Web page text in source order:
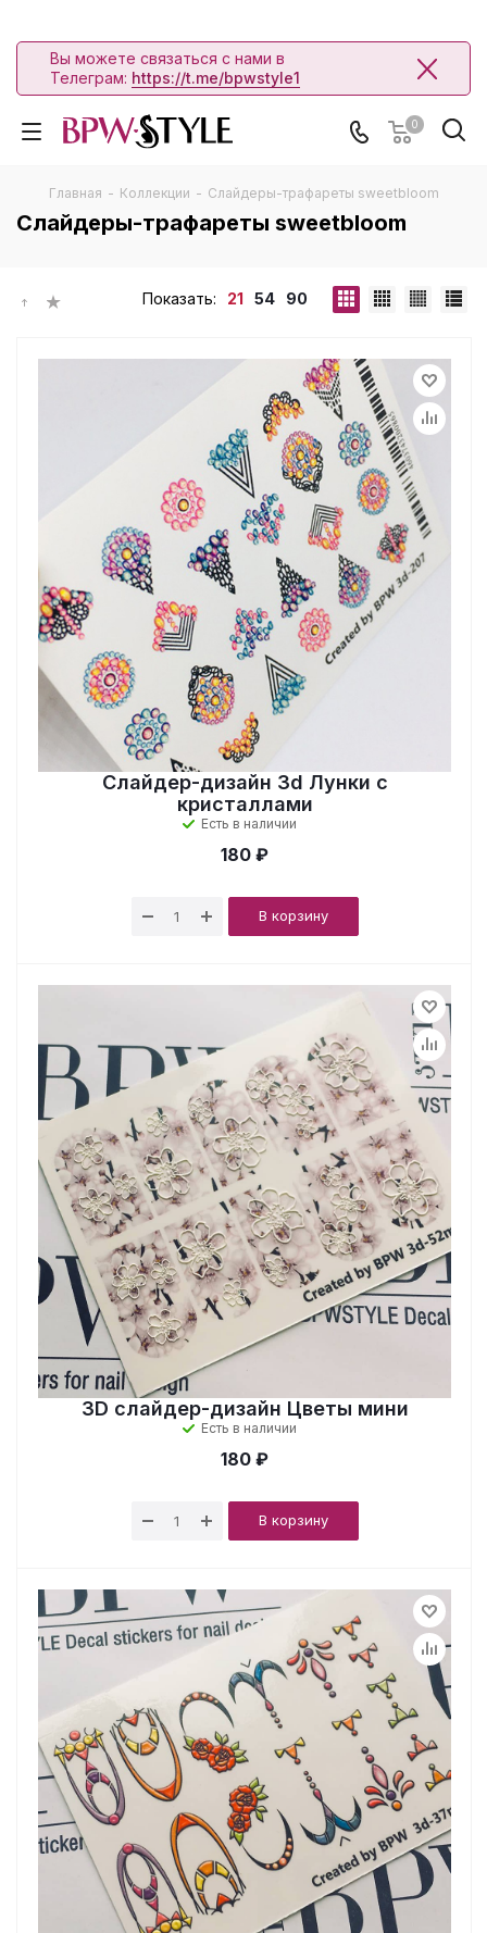
Вы можете связаться с нами в
Телеграм: https://t.me/bpwstyle1
0
Главная - Коллекции - Слайдеры-трафареты sweetbloom
Слайдеры-трафареты sweetbloom
Показать: 21 54 90
Слайдер-дизайн 3d Лунки с
кристаллами
Есть в наличии
180 ₽
В корзину
3D слайдер-дизайн Цветы мини
Есть в наличии
180 ₽
В корзину